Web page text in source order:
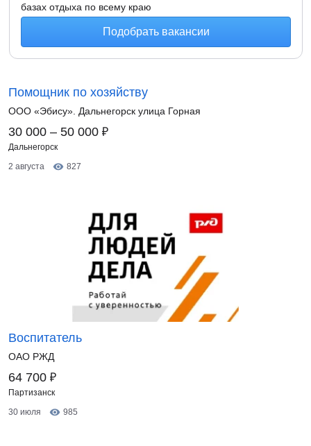
базах отдыха по всему краю
Подобрать вакансии
Помощник по хозяйству
ООО «Эбису». Дальнегорск улица Горная
30 000 – 50 000 ₽
Дальнегорск
2 августа
827
Воспитатель
ОАО РЖД
64 700 ₽
Партизанск
30 июля
985